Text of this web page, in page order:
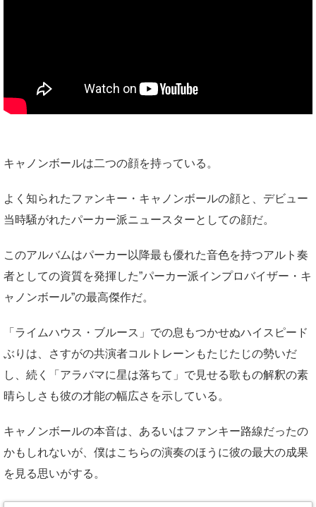
キャノンボールは二つの顔を持っている。
よく知られたファンキー・キャノンボールの顔と、デビュー
当時騒がれたパーカー派ニュースターとしての顔だ。
このアルバムはパーカー以降最も優れた音色を持つアルト奏
者としての資質を発揮した”パーカー派インプロバイザー・キ
ャノンボール”の最高傑作だ。
「ライムハウス・ブルース」での息もつかせぬハイスピード
ぶりは、さすがの共演者コルトレーンもたじたじの勢いだ
し、続く「アラバマに星は落ちて」で見せる歌もの解釈の素
晴らしさも彼の才能の幅広さを示している。
キャノンボールの本音は、あるいはファンキー路線だったの
かもしれないが、僕はこちらの演奏のほうに彼の最大の成果
を見る思いがする。